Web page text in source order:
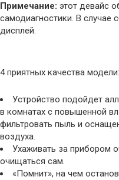
Примечание: этот девайс
самодиагностики. В
дисплей.
4 приятных качества модели:
Устройство подойдет
в комнатах с повышенной
фильтровать пыль и
воздуха.
Ухаживать за прибором
очищаться сам.
«Помнит», на чем